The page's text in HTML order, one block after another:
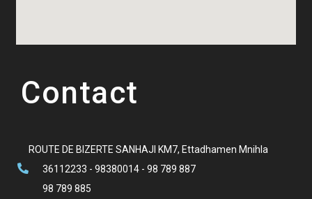
Contact
ROUTE DE BIZERTE SANHAJI KM7, Ettadhamen Mnihla
36112233 - 98380014 - 98 789 887
98 789 885